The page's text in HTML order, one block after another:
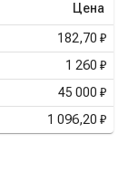
Цена
182,70 ₽
1 260 ₽
45 000 ₽
1 096,20 ₽